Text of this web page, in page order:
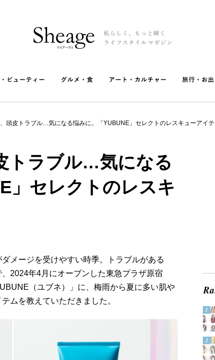
頭皮トラブル…気になる悩みに。「YUBUNE」セレクトのレスキューアイ
トラブル…気になる
」セレクトのレスキ
メージを受けやすい時季。トラブルがある
2024年4月にオープンした東急プラザ原宿
（ユブネ）」に、梅雨から夏に多い肌や
ムを教えていただきました。